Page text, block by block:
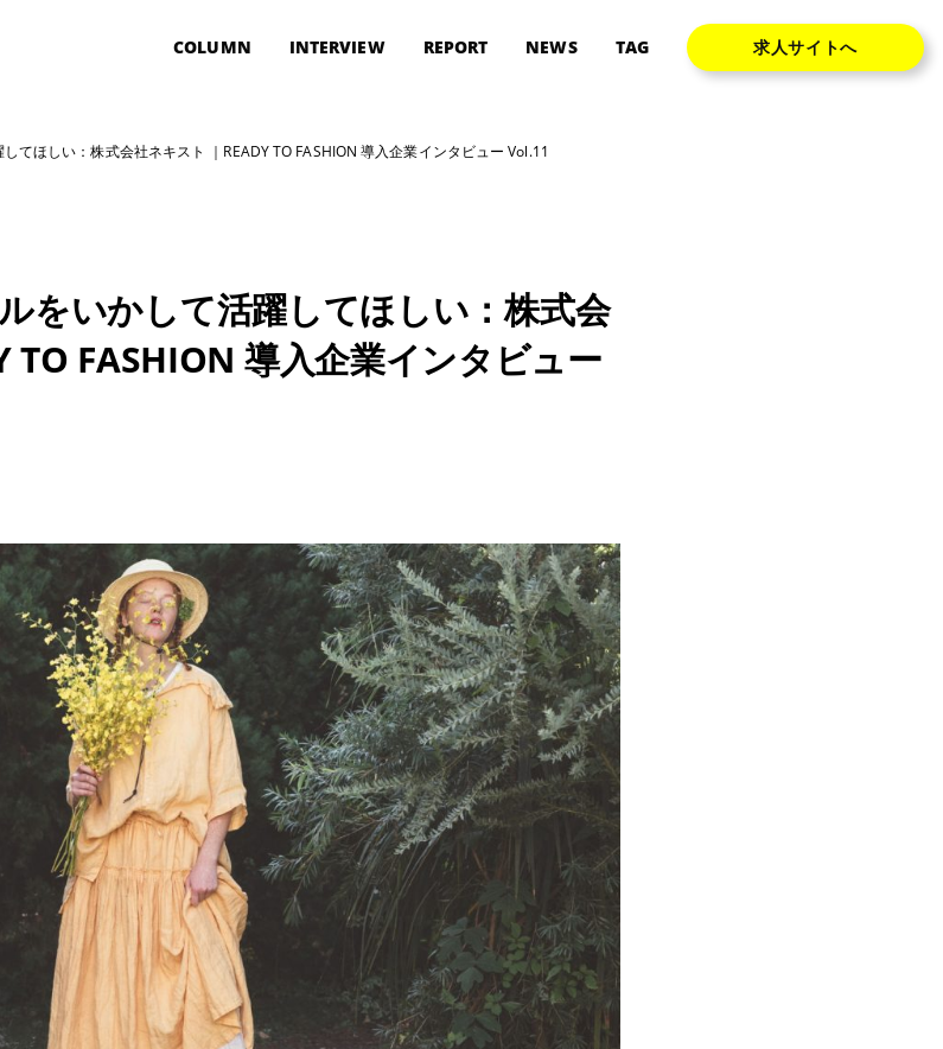
COLUMN INTERVIEW REPORT NEWS TAG 求人サイトへ
てほしい：株式会社ネキスト ｜READY TO FASHION 導入企業インタビュー Vol.11
をいかして活躍してほしい：株式会
TO FASHION 導入企業インタビュー